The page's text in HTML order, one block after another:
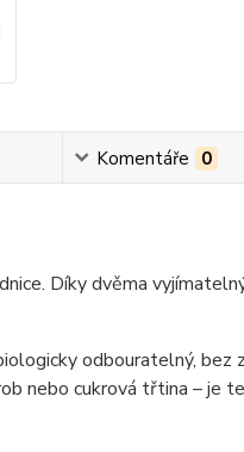
Komentáře 0
Díky dvěma
odbouratelný, bez
nebo cukrová třtina – je